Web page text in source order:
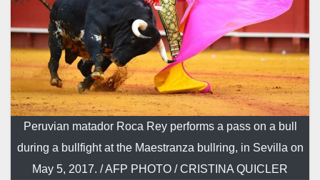
Peruvian matador Roca Rey performs a pass on a bull
during a bullfight at the Maestranza bullring, in Sevilla on
May 5, 2017. / AFP PHOTO / CRISTINA QUICLER